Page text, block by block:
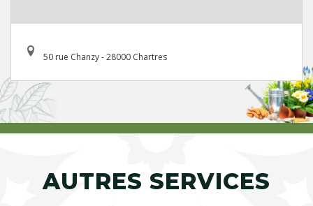
50 rue Chanzy - 28000 Chartres
AUTRES SERVICES